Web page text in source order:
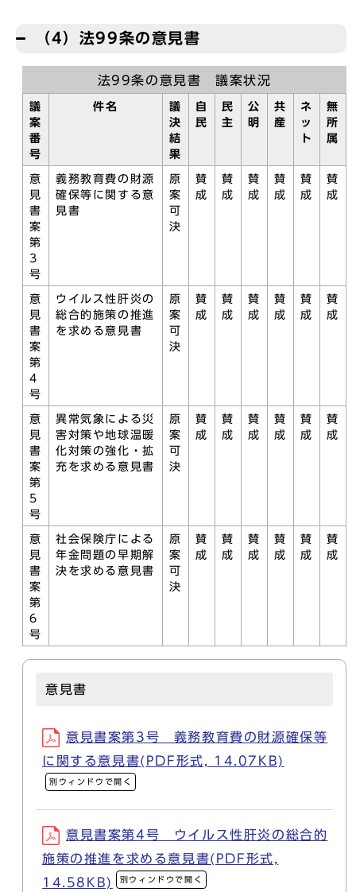
（4）法99条の意見書
法99条の意見書 議案状況
議
案
番
号
件名
議
決
結
果
自
民
民
主
公
明
共
産
ネ
ッ
ト
無
所
属
意
見
書
案
第
3
号
義務教育費の財源
確保等に関する意
見書
原
案
可
決
賛
成
賛
成
賛
成
賛
成
賛
成
賛
成
意
見
書
案
第
4
号
ウイルス性肝炎の
総合的施策の推進
を求める意見書
原
案
可
決
賛
成
賛
成
賛
成
賛
成
賛
成
賛
成
意
見
書
案
第
5
号
異常気象による災
害対策や地球温暖
化対策の強化・拡
充を求める意見書
原
案
可
決
賛
成
賛
成
賛
成
賛
成
賛
成
賛
成
意
見
書
案
第
6
号
社会保険庁による
年金問題の早期解
決を求める意見書
原
案
可
決
賛
成
賛
成
賛
成
賛
成
賛
成
賛
成
意見書
意見書案第3号 義務教育費の財源確保等
に関する意見書(PDF形式, 14.07KB)
別ウィンドウで開く
意見書案第4号 ウイルス性肝炎の総合的
施策の推進を求める意見書(PDF形式,
14.58KB)
別ウィンドウで開く